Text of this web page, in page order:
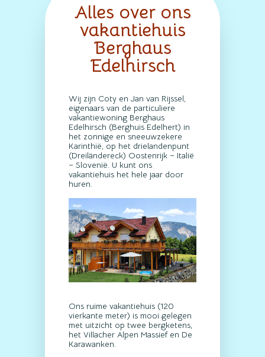
Alles over ons
vakantiehuis
Berghaus
Edelhirsch
Wij zijn Coty en Jan van Rijssel,
eigenaars van de particuliere
vakantiewoning Berghaus
Edelhirsch (Berghuis Edelhert) in
het zonnige en sneeuwzekere
Karinthië, op het drielandenpunt
(Dreiländereck) Oostenrijk – Italië
– Slovenië. U kunt ons
vakantiehuis het hele jaar door
huren.
Ons ruime vakantiehuis (120
vierkante meter) is mooi gelegen
met uitzicht op twee bergketens,
het Villacher Alpen Massief en De
Karawanken.